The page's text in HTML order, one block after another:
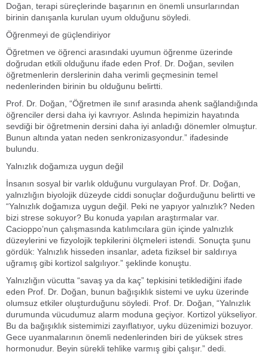
Doğan, terapi süreçlerinde başarının en önemli unsurlarından
birinin danışanla kurulan uyum olduğunu söyledi.
Öğrenmeyi de güçlendiriyor
Öğretmen ve öğrenci arasındaki uyumun öğrenme üzerinde
doğrudan etkili olduğunu ifade eden Prof. Dr. Doğan, sevilen
öğretmenlerin derslerinin daha verimli geçmesinin temel
nedenlerinden birinin bu olduğunu belirtti.
Prof. Dr. Doğan, “Öğretmen ile sınıf arasında ahenk sağlandığında
öğrenciler dersi daha iyi kavrıyor. Aslında hepimizin hayatında
sevdiği bir öğretmenin dersini daha iyi anladığı dönemler olmuştur.
Bunun altında yatan neden senkronizasyondur.” ifadesinde
bulundu.
Yalnızlık doğamıza uygun değil
İnsanın sosyal bir varlık olduğunu vurgulayan Prof. Dr. Doğan,
yalnızlığın biyolojik düzeyde ciddi sonuçlar doğurduğunu belirtti ve
“Yalnızlık doğamıza uygun değil. Peki ne yapıyor yalnızlık? Neden
bizi strese sokuyor? Bu konuda yapılan araştırmalar var.
Cacioppo’nun çalışmasında katılımcılara gün içinde yalnızlık
düzeylerini ve fizyolojik tepkilerini ölçmeleri istendi. Sonuçta şunu
gördük: Yalnızlık hisseden insanlar, adeta fiziksel bir saldırıya
uğramış gibi kortizol salgılıyor.” şeklinde konuştu.
Yalnızlığın vücutta “savaş ya da kaç” tepkisini tetiklediğini ifade
eden Prof. Dr. Doğan, bunun bağışıklık sistemi ve uyku üzerinde
olumsuz etkiler oluşturduğunu söyledi. Prof. Dr. Doğan, “Yalnızlık
durumunda vücudumuz alarm moduna geçiyor. Kortizol yükseliyor.
Bu da bağışıklık sistemimizi zayıflatıyor, uyku düzenimizi bozuyor.
Gece uyanmalarının önemli nedenlerinden biri de yüksek stres
hormonudur. Beyin sürekli tehlike varmış gibi çalışır.” dedi.